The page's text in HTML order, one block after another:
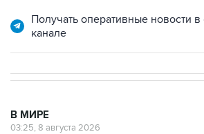
Получать оперативные новости
канале
В МИРЕ
03:25, 8 августа 2026